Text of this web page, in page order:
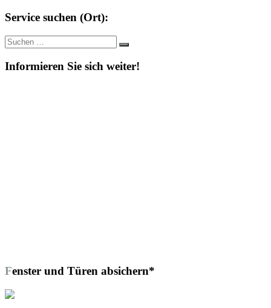
Service suchen (Ort):
Suche
nach:
Suchen
Informieren Sie sich weiter!
Fenster und Türen absichern*